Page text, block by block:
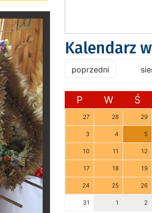
Kalendarz
poprzedni
P W Ś
27 28 29
3 4 5
10 11 12
17 18 19
24 25 26
31 1 2